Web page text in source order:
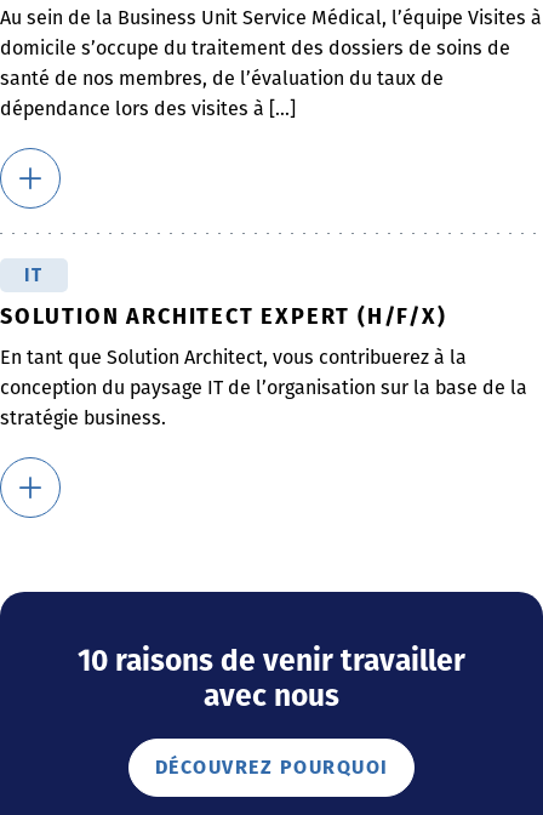
Au sein de la Business Unit Service Médical, l’équipe Visites à
domicile s’occupe du traitement des dossiers de soins de
santé de nos membres, de l’évaluation du taux de
dépendance lors des visites à [...]
IT
SOLUTION ARCHITECT EXPERT (H/F/X)
En tant que Solution Architect, vous contribuerez à la
conception du paysage IT de l’organisation sur la base de la
stratégie business.
10 raisons de venir travailler
avec nous
DÉCOUVREZ POURQUOI